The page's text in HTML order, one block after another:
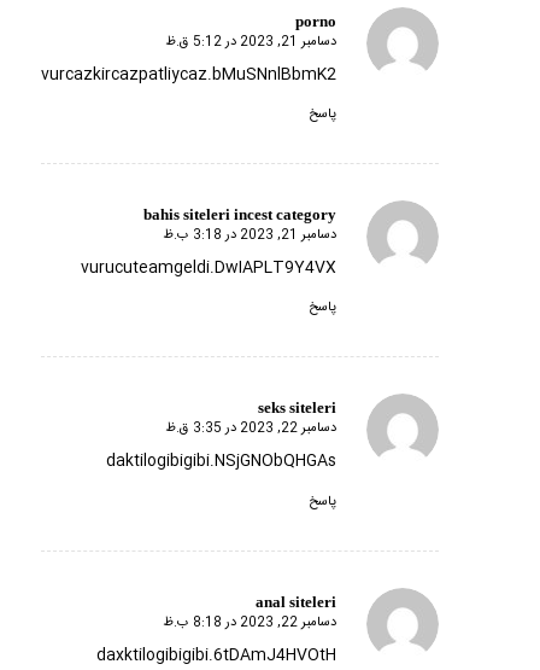
porno
گفته:
دسامبر 21, 2023 در 5:12 ق.ظ
vurcazkircazpatliycaz.bMuSNnlBbmK2
پاسخ
bahis siteleri incest category
گفته:
دسامبر 21, 2023 در 3:18 ب.ظ
vurucuteamgeldi.DwIAPLT9Y4VX
پاسخ
seks siteleri
گفته:
دسامبر 22, 2023 در 3:35 ق.ظ
daktilogibigibi.NSjGNObQHGAs
پاسخ
anal siteleri
گفته:
دسامبر 22, 2023 در 8:18 ب.ظ
daxktilogibigibi.6tDAmJ4HVOtH